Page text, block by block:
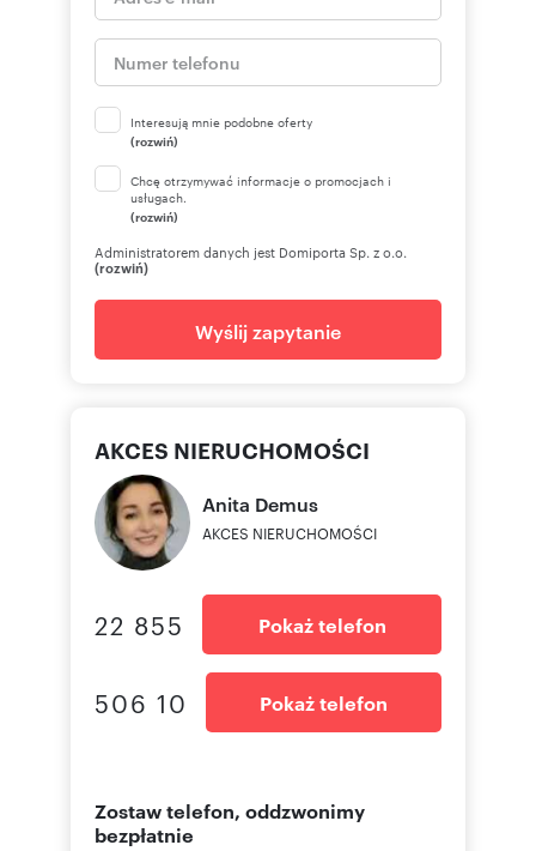
Interesują mnie podobne oferty
(rozwiń)
Chcę otrzymywać informacje o promocjach i
usługach.
(rozwiń)
Administratorem danych jest Domiporta Sp. z o.o.
(rozwiń)
Wyślij zapytanie
AKCES NIERUCHOMOŚCI
Anita Demus
AKCES NIERUCHOMOŚCI
22 855 Pokaż telefon
506 10 Pokaż telefon
Zostaw telefon, oddzwonimy
bezpłatnie